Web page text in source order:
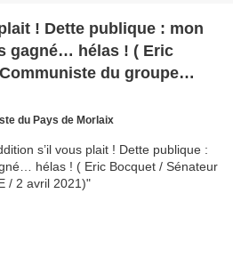
! Dette publique : mon
gagné… hélas ! ( Eric
du Pays de Morlaix